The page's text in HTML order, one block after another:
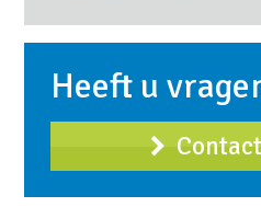
Heeft u